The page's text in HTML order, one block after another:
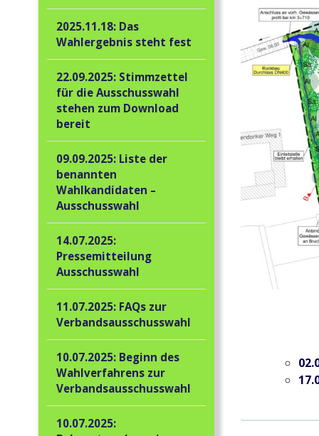
2025.11.18: Das
Wahlergebnis steht fest
22.09.2025: Stimmzettel
für die Ausschusswahl
stehen zum Download
bereit
09.09.2025: Liste der
benannten
Wahlkandidaten –
Ausschusswahl
14.07.2025:
Pressemitteilung
Ausschusswahl
11.07.2025: FAQs zur
Verbandsausschusswahl
10.07.2025: Beginn des
Wahlverfahrens zur
Verbandsausschusswahl
10.07.2025: